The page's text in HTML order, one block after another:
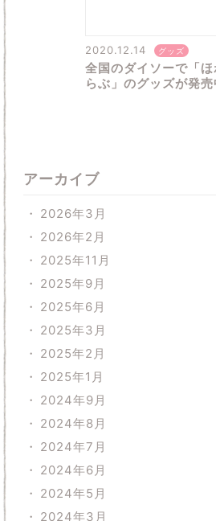
2020.12.14 グッズ
全国のダイソーで「ほ
らぶ」のグッズが発
アーカイブ
2026年3月
2026年2月
2025年11月
2025年9月
2025年6月
2025年3月
2025年2月
2025年1月
2024年9月
2024年8月
2024年7月
2024年6月
2024年5月
2024年3月